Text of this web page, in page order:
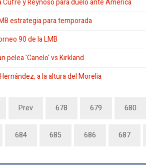
estrategia para temporada
90 de la LMB
pelea 'Canelo' vs Kirkland
a la altura del Morelia
Prev 678 679 680
684 685 686 687